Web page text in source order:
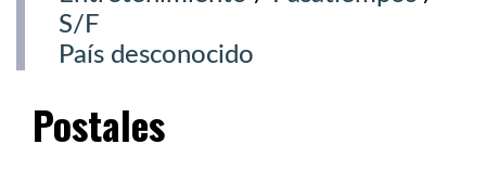
S/F
País desconocido
Postales